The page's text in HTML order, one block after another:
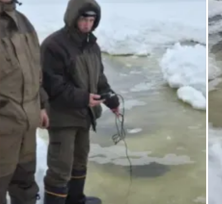
– Аэрация – единственный способ спасти рыбу от замора.
Принцип действия агрегата такой же, как в домашнем
аквариуме, только масштабы другие, – поясняет Артем
Самоховец, директор Крутинского рыбозавода. – Также
проводим пассивную аэрацию, то есть тракторами чистим
вдоль льда дороги, бурим лунки через каждый метр для т